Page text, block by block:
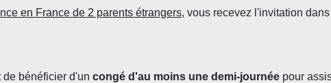
en France de 2 parents étrangers, vous recevez l'invitation
de bénéficier d'un congé d'au moins une demi-journée pour